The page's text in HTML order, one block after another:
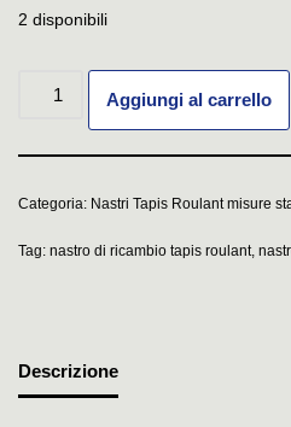
2 disponibili
Aggiungi al carrello
Categoria: Nastri Tapis Roulant misure
Tag: nastro di ricambio tapis roulant,
Descrizione